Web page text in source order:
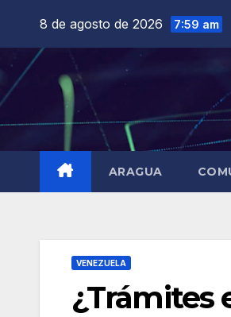
contenido
8 de agosto de 2026 7:59 am
ARAGUA
VENEZUELA
¿Trámites